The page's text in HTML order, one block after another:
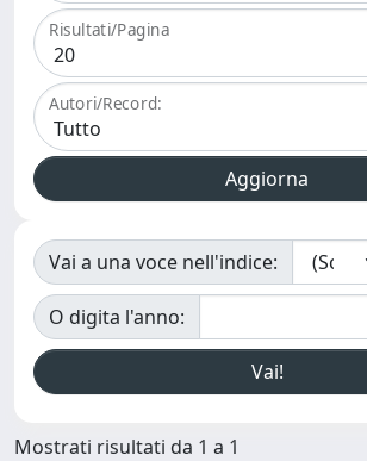
Risultati/Pagina
Autori/Record:
Vai a una voce nell'indice:
O digita l'anno:
Mostrati risultati da 1 a 1